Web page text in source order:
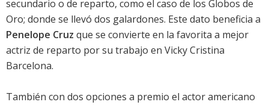
secundario o de reparto, como el caso de los Globos de
Oro; donde se llevó dos galardones. Este dato beneficia a
Penelope Cruz que se convierte en la favorita a mejor
actriz de reparto por su trabajo en Vicky Cristina
Barcelona.
También con dos opciones a premio el actor americano